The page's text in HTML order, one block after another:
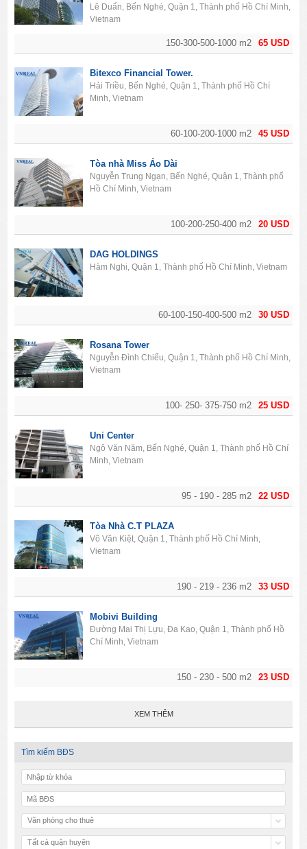
65 USD
150-300-500-1000 m2
Lê Duẩn, Bến Nghé, Quận 1, Thành phố Hồ Chí Minh,
Vietnam
45 USD
60-100-200-1000 m2
Bitexco Financial Tower.
Hải Triều, Bến Nghé, Quận 1, Thành phố Hồ Chí
Minh, Vietnam
20 USD
100-200-250-400 m2
Tòa nhà Miss Áo Dài
Nguyễn Trung Ngạn, Bến Nghé, Quận 1, Thành phố
Hồ Chí Minh, Vietnam
30 USD
60-100-150-400-500 m2
DAG HOLDINGS
Hàm Nghi, Quận 1, Thành phố Hồ Chí Minh, Vietnam
25 USD
100- 250- 375-750 m2
Rosana Tower
Nguyễn Đình Chiểu, Quận 1, Thành phố Hồ Chí Minh,
Vietnam
22 USD
95 - 190 - 285 m2
Uni Center
Ngô Văn Năm, Bến Nghé, Quận 1, Thành phố Hồ Chí
Minh, Vietnam
33 USD
190 - 219 - 236 m2
Tòa Nhà C.T PLAZA
Võ Văn Kiệt, Quận 1, Thành phố Hồ Chí Minh,
Vietnam
23 USD
150 - 230 - 500 m2
Mobivi Building
Đường Mai Thị Lựu, Đa Kao, Quận 1, Thành phố Hồ
Chí Minh, Vietnam
XEM THÊM
Tìm kiếm BĐS
Văn phòng cho thuê
Tất cả quận huyện